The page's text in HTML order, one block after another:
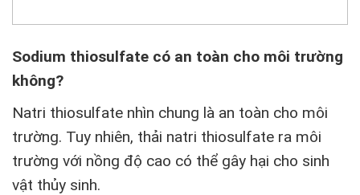
Sodium thiosulfate có an toàn cho môi trường
không?
Natri thiosulfate nhìn chung là an toàn cho môi
trường. Tuy nhiên, thải natri thiosulfate ra môi
trường với nồng độ cao có thể gây hại cho sinh
vật thủy sinh.